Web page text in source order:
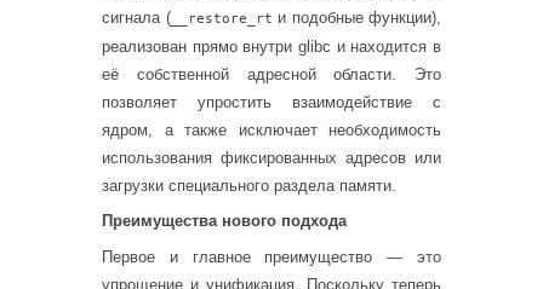
сигнала (__restore_rt и подобные функции),
реализован прямо внутри glibc и находится в
её собственной адресной области. Это
позволяет упростить взаимодействие с
ядром, а также исключает необходимость
использования фиксированных адресов или
загрузки специального раздела памяти.
Преимущества нового подхода
Первое и главное преимущество — это
упрощение и унификация. Поскольку теперь